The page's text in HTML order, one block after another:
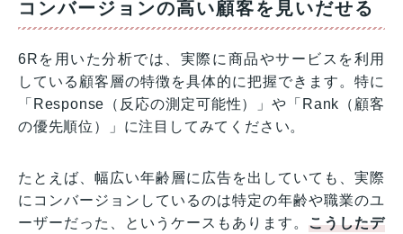
コンバージョンの高い顧客を見いだせる
6Rを用いた分析では、実際に商品やサービスを利用
している顧客層の特徴を具体的に把握できます。特に
「Response（反応の測定可能性）」や「Rank（顧客
の優先順位）」に注目してみてください。
たとえば、幅広い年齢層に広告を出していても、実際
にコンバージョンしているのは特定の年齢や職業のユ
ーザーだった、というケースもあります。こうしたデ